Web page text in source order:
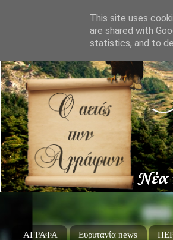
ΆΓΡΑΦΑ Ευρυτανία news
This site uses
are shared with
statistics, and to